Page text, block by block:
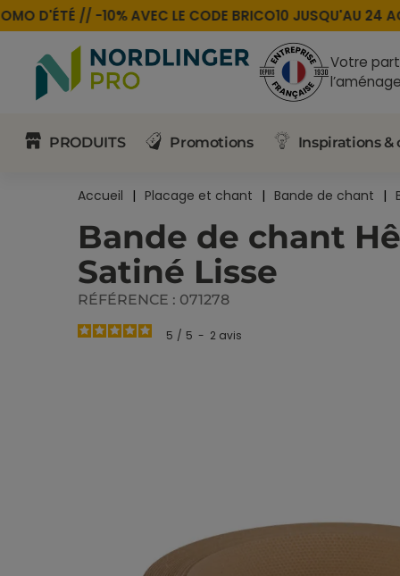
D'ÉTÉ // -10% AVEC LE CODEBRICO10JUSQU'AU 24
Votre
PRODUITS Promotions Inspirations &
Accueil Placage et chant Bande de chant
Bande de chant
Satiné Lisse
RÉFÉRENCE : 071278
5 / 5 - 2 avis